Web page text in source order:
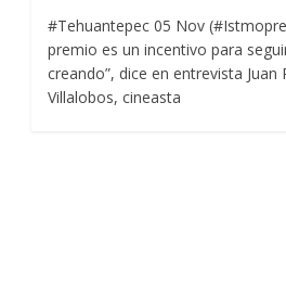
#Tehuantepec 05 Nov
premio es un incentivo para
creando”, dice en entrevista Juan
Villalobos, cineasta